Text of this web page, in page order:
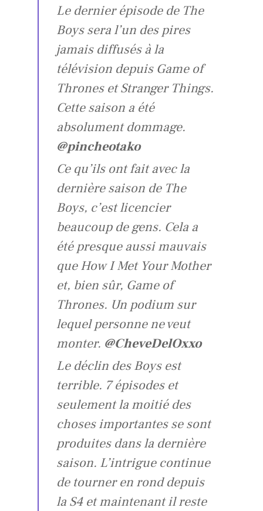
Le dernier épisode de The
Boys sera l’un des pires
jamais diffusés à la
télévision depuis Game of
Thrones et Stranger Things.
Cette saison a été
absolument dommage.
@pincheotako
Ce qu’ils ont fait avec la
dernière saison de The
Boys, c’est licencier
beaucoup de gens. Cela a
été presque aussi mauvais
que How I Met Your Mother
et, bien sûr, Game of
Thrones. Un podium sur
lequel personne ne veut
monter. @CheveDelOxxo
Le déclin des Boys est
terrible. 7 épisodes et
seulement la moitié des
choses importantes se sont
produites dans la dernière
saison. L’intrigue continue
de tourner en rond depuis
la S4 et maintenant il reste